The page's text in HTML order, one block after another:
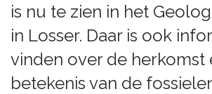
is nu te zien in het
in Losser. Daar is ook
vinden over de herkomst
betekenis van de